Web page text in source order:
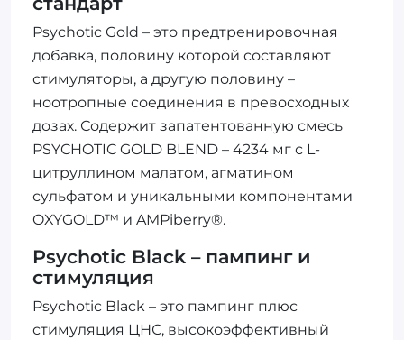
Psychotic Gold – это предтренировочная
добавка, половину которой составляют
стимуляторы, а другую половину –
ноотропные соединения в превосходных
дозах. Содержит запатентованную смесь
PSYCHOTIC GOLD BLEND – 4234 мг с L-
цитруллином малатом, агматином
сульфатом и уникальными компонентами
OXYGOLD™ и AMPiberry®.
Psychotic Black – пампинг и
стимуляция
Psychotic Black – это пампинг плюс
стимуляция ЦНС, высокоэффективный